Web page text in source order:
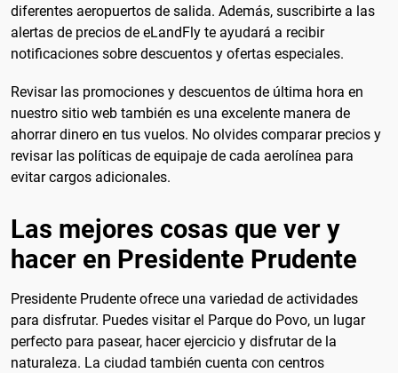
diferentes aeropuertos de salida. Además, suscribirte a las
alertas de precios de eLandFly te ayudará a recibir
notificaciones sobre descuentos y ofertas especiales.
Revisar las promociones y descuentos de última hora en
nuestro sitio web también es una excelente manera de
ahorrar dinero en tus vuelos. No olvides comparar precios y
revisar las políticas de equipaje de cada aerolínea para
evitar cargos adicionales.
Las mejores cosas que ver y
hacer en Presidente Prudente
Presidente Prudente ofrece una variedad de actividades
para disfrutar. Puedes visitar el Parque do Povo, un lugar
perfecto para pasear, hacer ejercicio y disfrutar de la
naturaleza. La ciudad también cuenta con centros